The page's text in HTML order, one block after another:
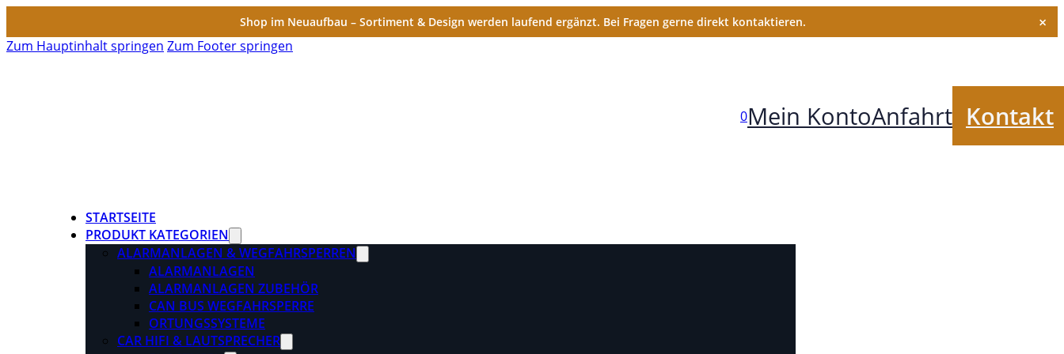
Shop im Neuaufbau – Sortiment & Design werden laufend ergänzt. Bei Fragen gerne direkt kontaktieren. ×
Zum Hauptinhalt springen Zum Footer springen
0Mein KontoAnfahrt Kontakt
STARTSEITE
PRODUKT KATEGORIEN
ALARMANLAGEN & WEGFAHRSPERREN
ALARMANLAGEN
ALARMANLAGEN ZUBEHÖR
CAN BUS WEGFAHRSPERRE
ORTUNGSSYSTEME
CAR HIFI & LAUTSPRECHER